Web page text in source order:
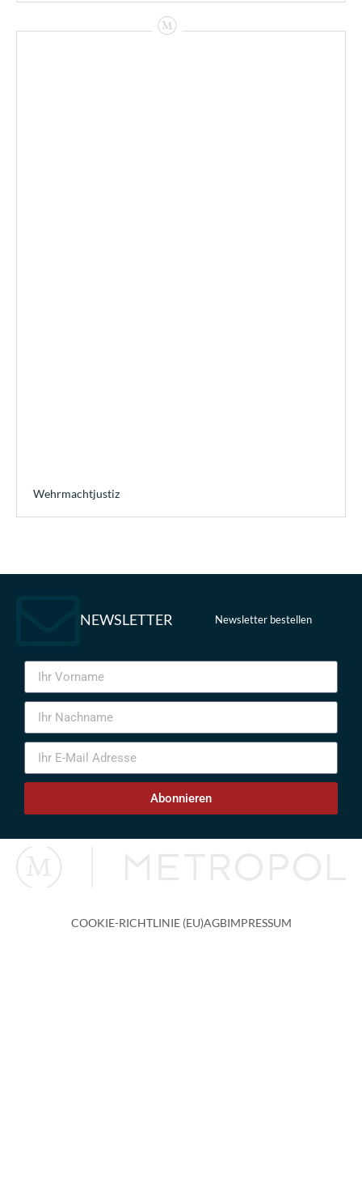
Wehrmachtjustiz
NEWSLETTER Newsletter bestellen
Abonnieren
COOKIE-RICHTLINIE (EU)AGBIMPRESSUM